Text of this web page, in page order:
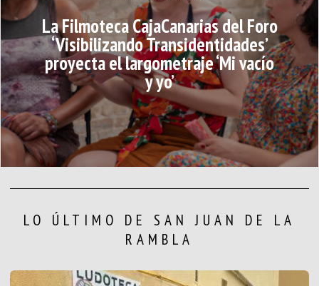
La Filmoteca CajaCanarias del Foro
‘Visibilizando Transidentidades’
proyecta el largometraje ‘Mi vacío
y yo’
LO ÚLTIMO DE SAN JUAN DE LA
RAMBLA